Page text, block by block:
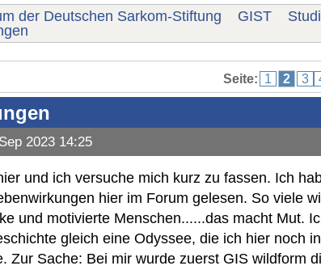
der Deutschen Sarkom-Stiftung GIST
Seite: 1 2 3
2023 14:25
und ich versuche mich kurz zu fassen. Ich
hier im Forum gelesen. So viele
und motivierte Menschen......das macht Mut.
gleich eine Odyssee, die ich hier noch
Zur Sache: Bei mir wurde zuerst GIS wildform